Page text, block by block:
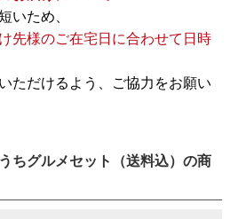
いため、
先様のご在宅日に合わせて日時
ただけるよう、ご協力をお願い
ちグルメセット（送料込）の商